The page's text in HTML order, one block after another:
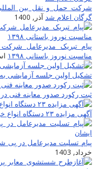
حمل و نقل بین المللی
اعلام شد آذر, 1400
تبریک مدیرعامل
نوروز باستانی ۱۳۹۸
اولین جلسه آزمایشی به
رکورد صدور معاینه فنی در
مزایده ۲۳ دستگاه انواع خودرو سبک
تسلیت مدیرعامل در پی
1403